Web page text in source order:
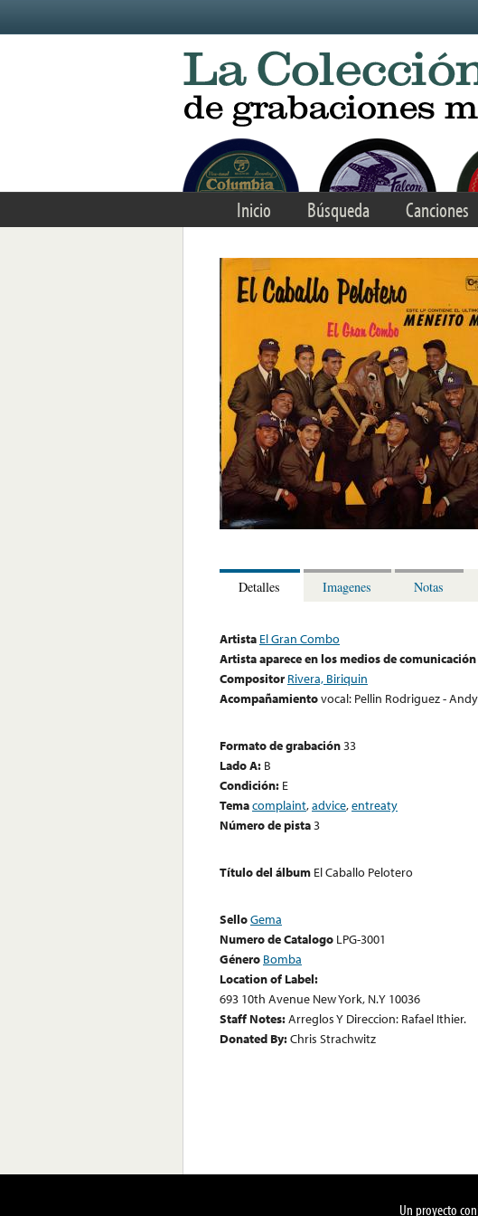
Inicio Búsqueda Canciones
Detalles Imagenes Notas
Artista El Gran Combo
Artista aparece en los medios de comunicación
Compositor Rivera, Biriquin
Acompañamientovocal: Pellin Rodriguez -
Formato de grabación33
Lado A: B
Condición: E
Temacomplaint,advice,entreaty
Número de pista3
Título del álbum El Caballo Pelotero
SelloGema
Numero de Catalogo LPG-3001
Género Bomba
Location of Label:
693 10th Avenue New York, N.Y 10036
Staff Notes:Arreglos Y Direccion: Rafael Ithier.
Donated By:Chris Strachwitz
Un proyecto